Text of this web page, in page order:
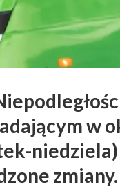
w
zmiany.